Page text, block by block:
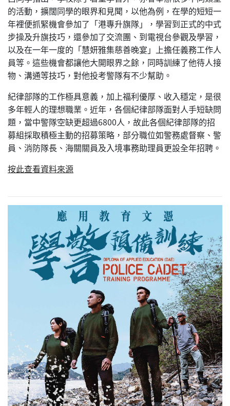
的活動，擴闊同學的眼界和見聞，以他為例，在學的短短一
年裡便抓緊機會參加了「港專升旗隊」，學習到正式的中式
步操及升旗技巧，還參加了交流團、到電視台參觀及學習，
以及在一年一度的「慧妍雅集慈善晚宴」上擔任義務工作人
員等。這些機會都讓他大開眼界之餘，同時訓練了他待人接
物、溝通等技巧，對他投考警隊有不少幫助。
紀律部隊的工作極具意義，加上福利優厚、收入穩定，是很
多年輕人的理想職業。近年，各個紀律部隊面對人手短缺問
題，當中警隊空缺更超過6800人，故此各個紀律部隊的招
募組採取積極主動的招募策略，部分職位如警務處督察、警
員、消防隊長、海關關員及入境事務助理員更設全年招聘。
按此查看資料來源